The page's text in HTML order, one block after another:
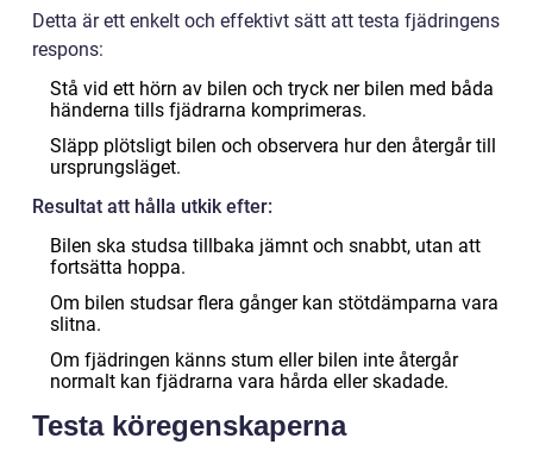
Detta är ett enkelt och effektivt sätt att testa fjädringens
respons:
Stå vid ett hörn av bilen och tryck ner bilen med båda
händerna tills fjädrarna komprimeras.
Släpp plötsligt bilen och observera hur den återgår till
ursprungsläget.
Resultat att hålla utkik efter:
Bilen ska studsa tillbaka jämnt och snabbt, utan att
fortsätta hoppa.
Om bilen studsar flera gånger kan stötdämparna vara
slitna.
Om fjädringen känns stum eller bilen inte återgår
normalt kan fjädrarna vara hårda eller skadade.
Testa köregenskaperna